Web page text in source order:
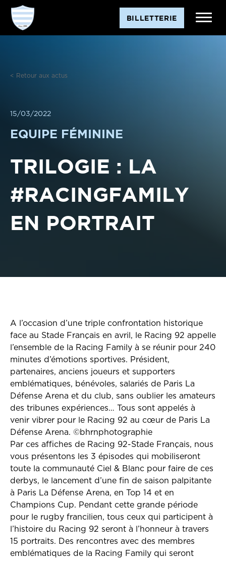
Aller
contenu
BILLETTERIE
< Retour aux actus
15/03/2022
EQUIPE FÉMININE
TRILOGIE : LA
#RACINGFAMILY
EN PORTRAIT
A l’occasion d’une triple confrontation historique
face au Stade Français en avril, le Racing 92 appelle
l’ensemble de la Racing Family à se réunir pour 240
minutes d’émotions sportives. Président,
partenaires, anciens joueurs et supporters
emblématiques, bénévoles, salariés de Paris La
Défense Arena et du club, sans oublier les amateurs
des tribunes expériences… Tous sont appelés à
venir vibrer pour le Racing 92 au cœur de Paris La
Défense Arena. ©bhrnphotographie
Par ces affiches de Racing 92-Stade Français, nous
vous présentons les 3 épisodes qui mobiliseront
toute la communauté Ciel & Blanc pour faire de ces
derbys, le lancement d’une fin de saison palpitante
à Paris La Défense Arena, en Top 14 et en
Champions Cup. Pendant cette grande période
pour le rugby francilien, tous ceux qui participent à
l’histoire du Racing 92 seront à l’honneur à travers
15 portraits. Des rencontres avec des membres
emblématiques de la Racing Family qui seront